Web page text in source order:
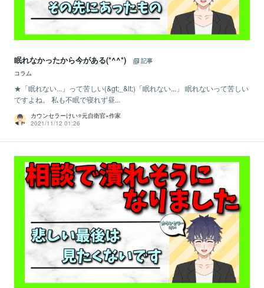
眠れなかったから今がある(*^^*)
記事
コラム
★「眠れない...」って苦しい(&gt;_&lt;)「眠れない...」 眠れないって苦しい
ですよね。 私も不眠で寝れず昼...
カウンセラーけい⭐️元自衛官×作家
2021/11/12 01:26